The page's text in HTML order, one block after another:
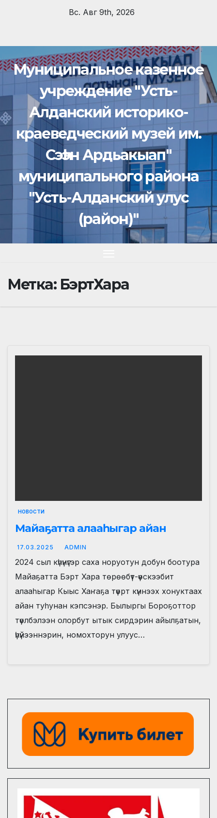
Вс. Авг 9th, 2026
Муниципальное казенное
учреждение "Усть-
Алданский историко-
краеведческий музей им.
Сэһэн Ардьакыап"
муниципального района
"Усть-Алданский улус
(район)"
Метка: БэртХара
НОВОСТИ
Майаҕатта алааһыгар айан
17.03.2025 ADMIN
2024 сыл күһүнүгэр саха норуотун добун боотура
Майаҕатта Бэрт Хара төрөөбүт-үөскээбит
алааһыгар Кыыс Хаҥаҕа түөрт күннээх хонуктаах
айан туһунан кэпсэнэр. Былыргы Бороҕоттор
түөлбэлээн олорбут ытык сирдэрин айылҕатын,
үһүйээннэрин, номохторун улуус…